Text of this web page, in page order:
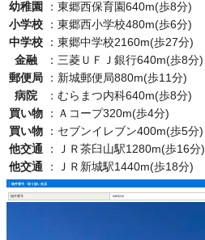
幼稚園 ： 東郷西保育園640m(歩8分)
小学校
： 東郷西小学校480m(歩6分)
中学校
： 東郷中学校2160m(歩27分)
金融
： 三菱ＵＦＪ銀行640m(歩8分)
郵便局
： 新城郵便局880m(歩11分)
病院
： むらまつ内科640m(歩8分)
買い物
： Ａコープ320m(歩4分)
買い物
： セブンイレブン400m(歩5分)
他交通
：
ＪＲ茶臼山駅1280m(歩16分)
他交通
： ＪＲ新城駅1440m(歩18分)
物件番号・取り扱い支店
物件番号 5403212